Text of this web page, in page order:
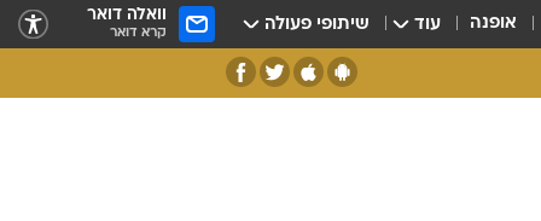
אופנה עוד שיתופי פעולה וואלה דואר
קרא דואר